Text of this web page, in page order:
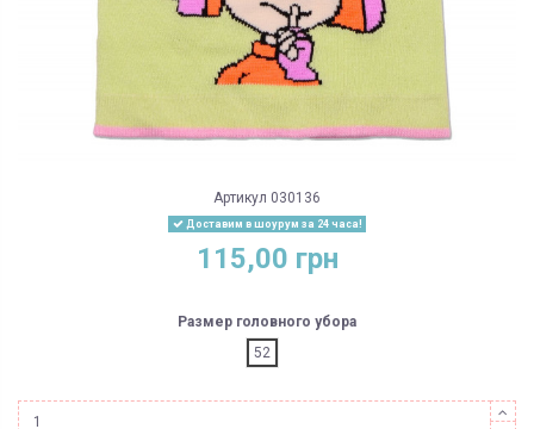
Артикул 030136
Доставим в шоурум за 24 часа!
115,00 грн
Размер головного убора
52